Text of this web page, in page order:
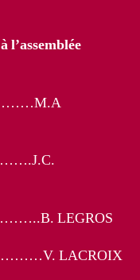
LEGROS
LACROIX